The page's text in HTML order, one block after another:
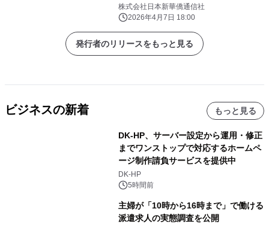
なく、 昇進後に求められる優先順位の
再構築にある
株式会社日本新華僑通信社
2026年4月7日 18:00
発行者のリリースをもっと見る
ビジネスの新着 もっと見る
DK-HP、サーバー設定から運用・修正
までワンストップで対応するホームペ
ージ制作請負サービスを提供中
DK-HP
5時間前
主婦が「10時から16時まで」で働ける
派遣求人の実態調査を公開